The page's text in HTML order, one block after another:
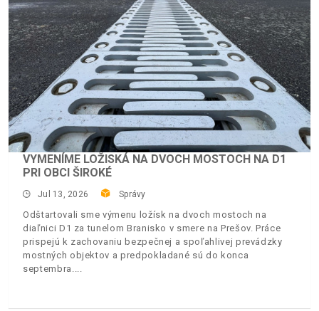
VYMENÍME LOŽISKÁ NA DVOCH MOSTOCH NA D1
PRI OBCI ŠIROKÉ
Jul 13, 2026 Správy
Odštartovali sme výmenu ložísk na dvoch mostoch na
diaľnici D1 za tunelom Branisko v smere na Prešov. Práce
prispejú k zachovaniu bezpečnej a spoľahlivej prevádzky
mostných objektov a predpokladané sú do konca
septembra.